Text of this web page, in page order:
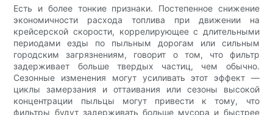
Есть и более тонкие признаки. Постепенное снижение
экономичности расхода топлива при движении на
крейсерской скорости, коррелирующее с длительными
периодами езды по пыльным дорогам или сильным
городским загрязнениям, говорит о том, что фильтр
задерживает больше твердых частиц, чем обычно.
Сезонные изменения могут усиливать этот эффект —
циклы замерзания и оттаивания или сезоны высокой
концентрации пыльцы могут привести к тому, что
фильтры будут задерживать больше мусора и быстрее